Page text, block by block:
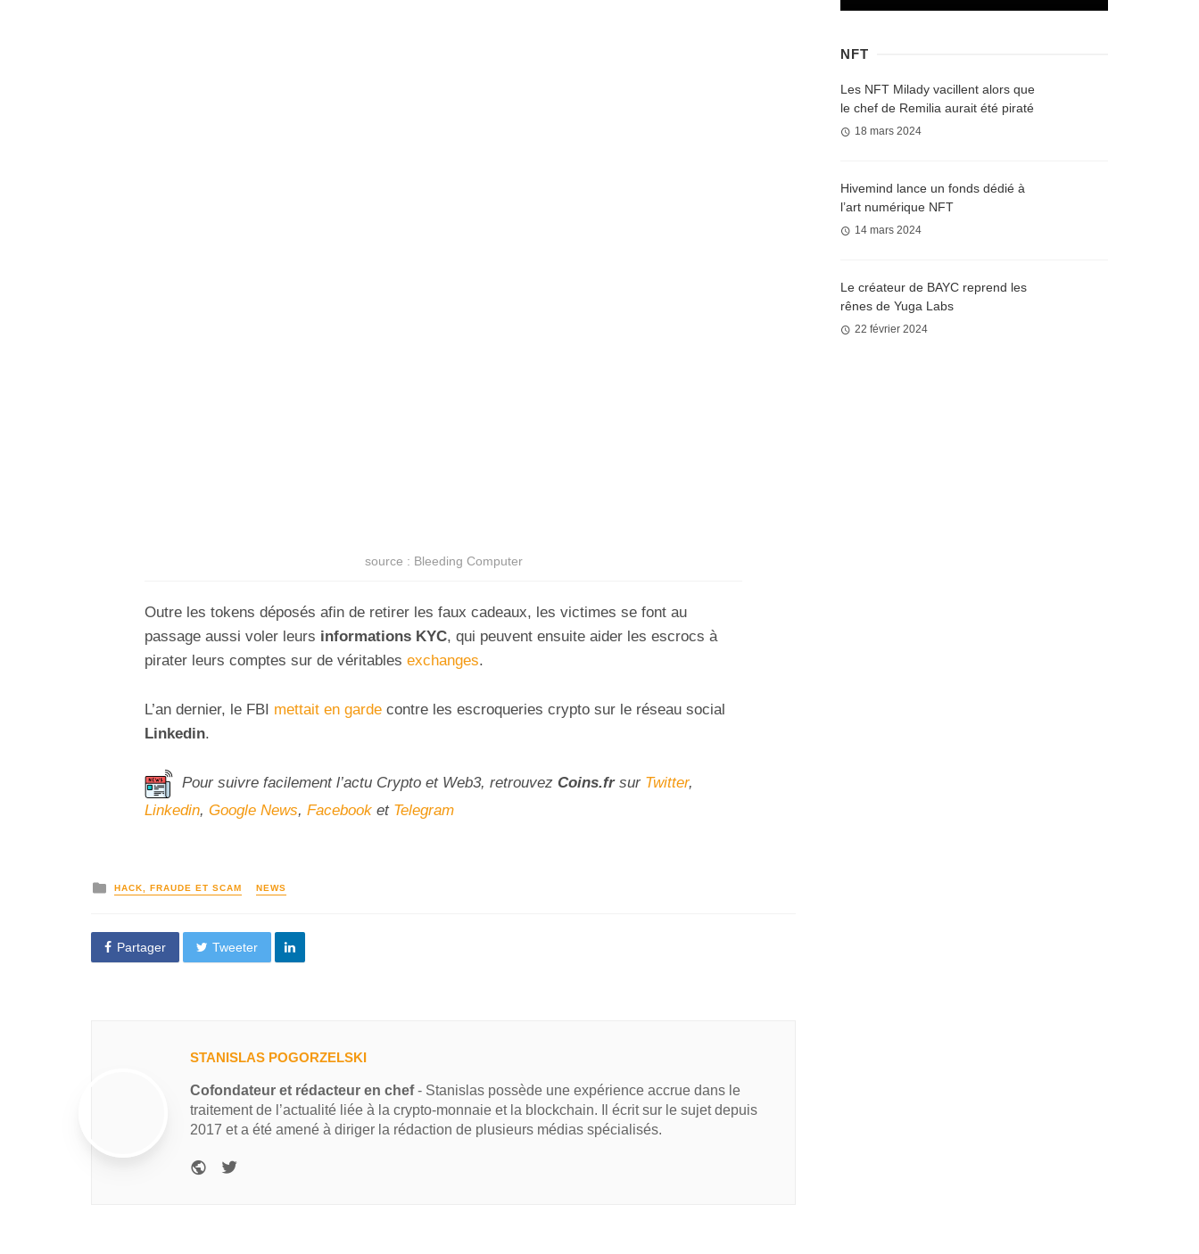
source : Bleeding Computer
Outre les tokens déposés afin de retirer les faux cadeaux, les victimes se font au
passage aussi voler leurs informations KYC, qui peuvent ensuite aider les escrocs à
pirater leurs comptes sur de véritables exchanges.
L’an dernier, le FBI mettait en garde contre les escroqueries crypto sur le réseau social
Linkedin.
Pour suivre facilement l’actu Crypto et Web3, retrouvez Coins.fr sur Twitter,
Linkedin, Google News, Facebook et Telegram
HACK, FRAUDE ET SCAM NEWS
Partager Tweeter
STANISLAS POGORZELSKI
Cofondateur et rédacteur en chef- Stanislas possède une expérience accrue dans le
traitement de l’actualité liée à la crypto-monnaie et la blockchain. Il écrit sur le sujet depuis
2017 et a été amené à diriger la rédaction de plusieurs médias spécialisés.
NFT
Les NFT Milady vacillent alors que
le chef de Remilia aurait été piraté
18 mars 2024
Hivemind lance un fonds dédié à
l’art numérique NFT
14 mars 2024
Le créateur de BAYC reprend les
rênes de Yuga Labs
22 février 2024